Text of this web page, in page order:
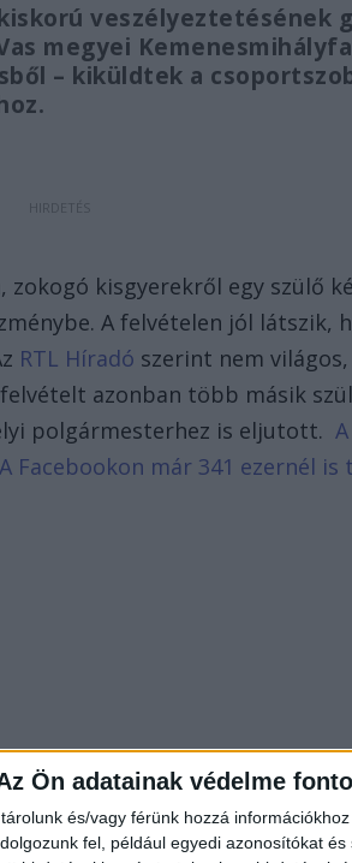
Ön adatainak védelme
és/vagy férünk hozzá
fel, például egyedi azonosítókat
veszélyeztetésének
megyei
– kiküldtek a
kisgyerekről egy szülő
A felvételen jól látszik,
RTL Híradó szerint nem
azonban több másik
polgármesterhez is eljutott.
már 341 ezernél is